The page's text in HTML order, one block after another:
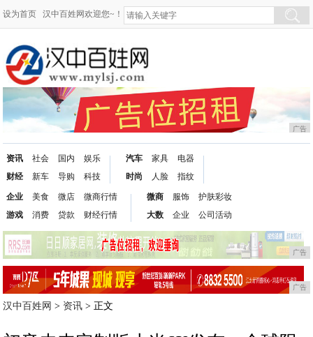
设为首页 汉中百姓网欢迎您~！
广告
资讯
财经
社会
新车
国内
导购
娱乐
科技
汽车
时尚
家具
人脸
电器
指纹
企业
游戏
美食
消费
微店
贷款
微商行情
财经行情
微商
大数
服饰
企业
护肤彩妆
公司活动
广告
广告
汉中百姓网 > 资讯 > 正文